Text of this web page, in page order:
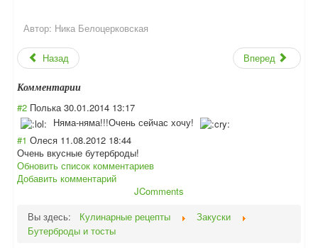
Автор: Ника Белоцерковская
Назад Вперед
Комментарии
#2 Полька 30.01.2014 13:17
Няма-няма!!!Очень сейчас хочу!
#1 Олеся 11.08.2012 18:44
Очень вкусные бутерброды!
Обновить список комментариев
Добавить комментарий
JComments
Вы здесь:
Кулинарные рецепты
Закуски
Бутерброды и тосты